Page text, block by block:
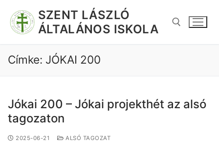
SZENT LÁSZLÓ
ÁLTALÁNOS ISKOLA
Címke: JÓKAI 200
Jókai 200 – Jókai projekthét az alsó
tagozaton
2025-06-21 ALSÓ TAGOZAT